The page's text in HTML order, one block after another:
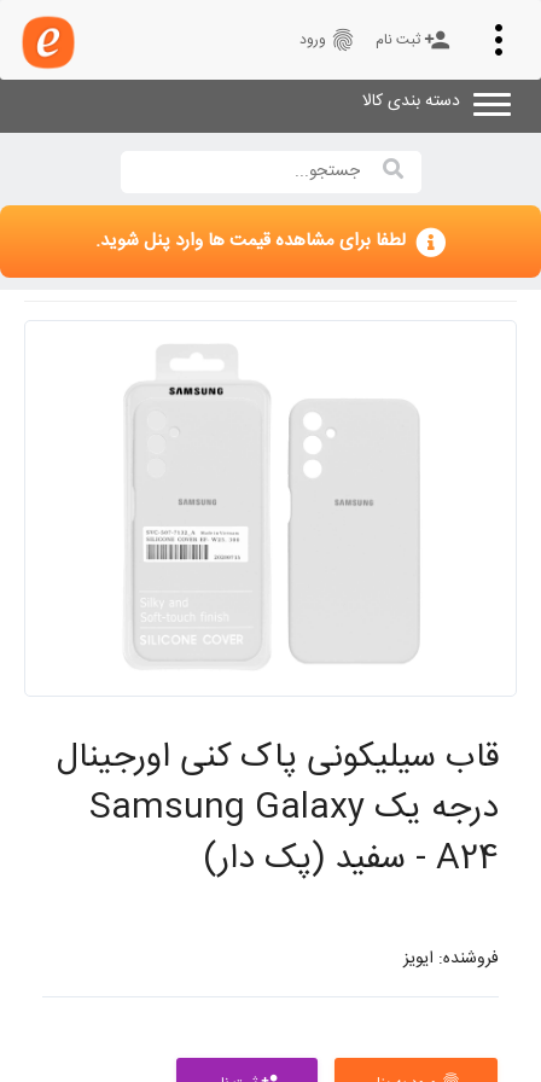
Toggle
navigation
person_add ثبت نام fingerprint ورود
دسته بندی کالا
لطفا برای مشاهده قیمت ها وارد پنل شوید.
قاب سیلیکونی پاک کنی اورجینال
درجه یک Samsung Galaxy
A24 - سفید (پک دار)
فروشنده: ایویز